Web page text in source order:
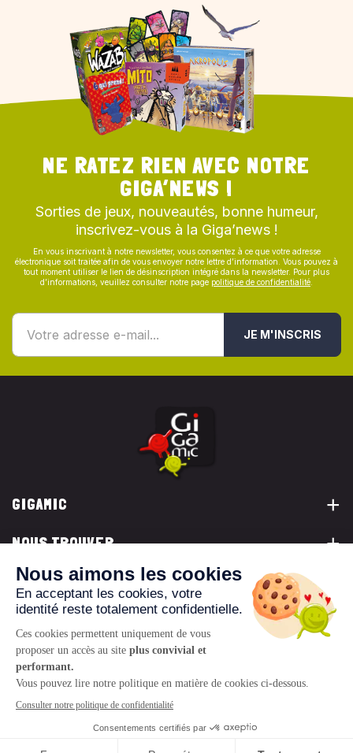
NE RATEZ RIEN AVEC NOTRE
GIGA’NEWS !
Sorties de jeux, nouveautés, bonne humeur,
inscrivez-vous à la Giga’news !
En vous inscrivant à notre newsletter, vous consentez à ce que votre adresse
électronique soit traitée afin de vous envoyer notre lettre d’information. Vous pouvez à
tout moment utiliser le lien de désinscription intégré dans la newsletter. Pour plus
d’informations, veuillez consulter notre page politique de confidentialité
JE M'INSCRIS
GIGAMIC
NOUS TROUVER
VOUS ÊTES...
NOUS CONTACTER
© 2026 www.gigamic.com
Mentions légales
Politique de confidentialité
Création